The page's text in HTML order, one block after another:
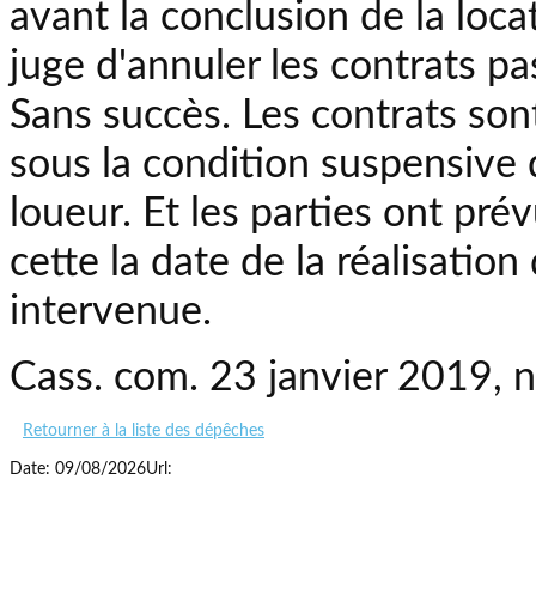
avant la conclusion de la
juge d'annuler les contrats
Sans succès. Les contrats
sous la condition
loueur. Et les parties ont
cette la date de la
intervenue.
Cass. com. 23 janvier 2019,
Retourner à la liste des dépêches
Date: 09/08/2026Url: